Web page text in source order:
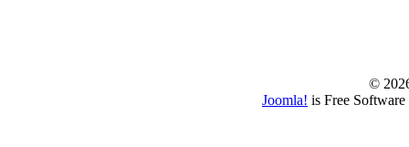
©
Joomla! is Free